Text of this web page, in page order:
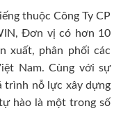
thuộc Công Ty CP
Đơn vị có hơn 10
xuất, phân phối các
Nam. Cùng với sự
trình nỗ lực xây dựng
hào là một trong số